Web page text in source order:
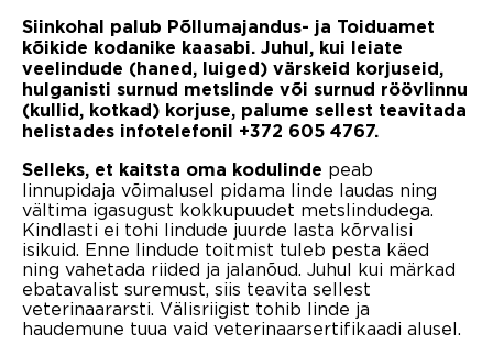
Siinkohal palub Põllumajandus- ja Toiduamet
kõikide kodanike kaasabi. Juhul, kui leiate
veelindude (haned, luiged) värskeid korjuseid,
hulganisti surnud metslinde või surnud röövlinnu
(kullid, kotkad) korjuse, palume sellest teavitada
helistades infotelefonil +372 605 4767.
Selleks, et kaitsta oma kodulinde peab
linnupidaja võimalusel pidama linde laudas ning
vältima igasugust kokkupuudet metslindudega.
Kindlasti ei tohi lindude juurde lasta kõrvalisi
isikuid. Enne lindude toitmist tuleb pesta käed
ning vahetada riided ja jalanõud. Juhul kui märkad
ebatavalist suremust, siis teavita sellest
veterinaararsti. Välisriigist tohib linde ja
haudemune tuua vaid veterinaarsertifikaadi alusel.